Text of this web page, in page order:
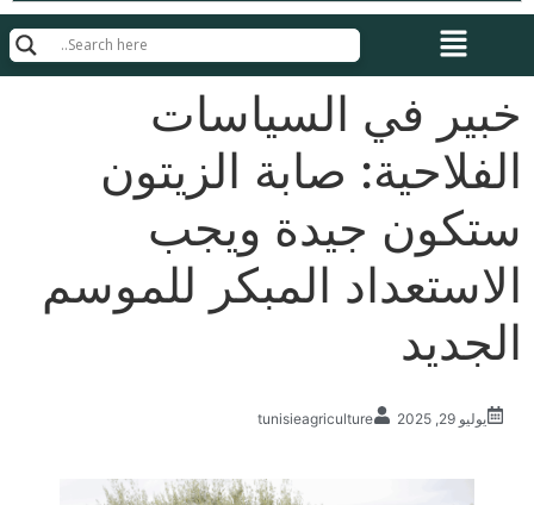
خبير في السياسات
الفلاحية: صابة الزيتون
ستكون جيدة ويجب
الاستعداد المبكر للموسم
الجديد
يوليو 29, 2025 tunisieagriculture